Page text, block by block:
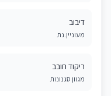
דיבוב
מעוניין.נת
ריקוד חובב
מגוון סגנונות